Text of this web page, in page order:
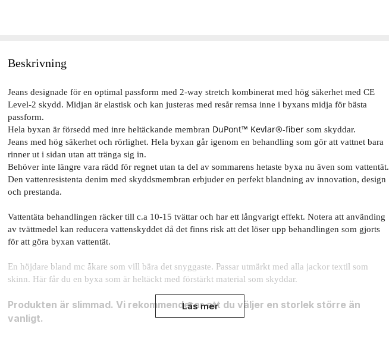
Beskrivning
Jeans designade för en optimal passform med 2-way stretch kombinerat med hög säkerhet med CE
Level-2 skydd. Midjan är elastisk och kan justeras med resår remsa inne i byxans midja för bästa
passform.
Hela byxan är försedd med inre heltäckande membran DuPont™ Kevlar®-fiber som skyddar.
Jeans med hög säkerhet och rörlighet. ​Hela byxan går igenom en behandling som gör att vattnet bara
rinner ut i sidan utan att tränga sig in.
Behöver inte längre vara rädd för regnet utan ta del av sommarens hetaste byxa nu även som vattentät.
Den vattenresistenta denim med skyddsmembran erbjuder en perfekt blandning av innovation, design
och prestanda.
Vattentäta behandlingen räcker till c.a 10-15 tvättar och har ett långvarigt effekt. Notera att använding
av tvättmedel kan reducera vattenskyddet då det finns risk att det löser upp behandlingen som gjorts
för att göra byxan vattentät.
En höjdare bland mc åkare som vill bära det snyggaste. Passar utmärkt med alla jackor textil som
skinn. Här får du en byxa som är heltäckt med förstärkt material som skyddar.
Produkten är slimmad. Vi rekommenderar att du väljer en storlek större än
vanligt.
Läs mer